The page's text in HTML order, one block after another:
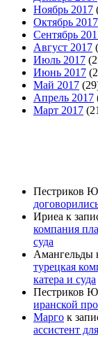
Ноябрь 2017
Октябрь 2017
Сентябрь
Август 2017
Июль 2017
Июнь 2017
Май 2017
Апрель 2017
Март 2017
Пестриков
Ириеа к
компания
суда
Амангельды
турецкая
катера и суда
Пестриков
иранской
Марго к
ассистент